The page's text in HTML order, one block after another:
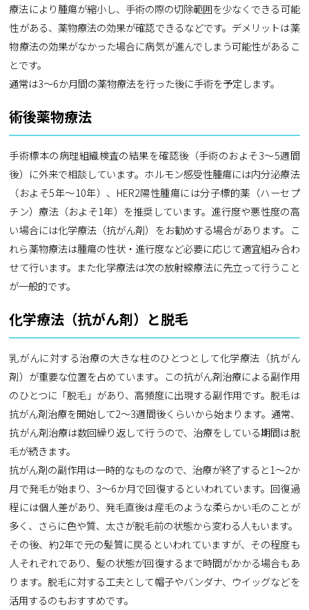
療法により腫瘍が縮小し、手術の際の切除範囲を少なくできる可能
性がある、薬物療法の効果が確認できるなどです。デメリットは薬
物療法の効果がなかった場合に病気が進んでしまう可能性があるこ
とです。
通常は3～6か月間の薬物療法を行った後に手術を予定します。
術後薬物療法
手術標本の病理組織検査の結果を確認後（手術のおよそ3～5週間
後）に外来で相談しています。ホルモン感受性腫瘍には内分泌療法
（およそ5年～10年）、HER2陽性腫瘍には分子標的薬（ハーセプ
チン）療法（およそ1年）を推奨しています。進行度や悪性度の高
い場合には化学療法（抗がん剤）をお勧めする場合があります。こ
れら薬物療法は腫瘍の性状・進行度など必要に応じて適宜組み合わ
せて行います。また化学療法は次の放射線療法に先立って行うこと
が一般的です。
化学療法（抗がん剤）と脱毛
乳がんに対する治療の大きな柱のひとつとして化学療法（抗がん
剤）が重要な位置を占めています。この抗がん剤治療による副作用
のひとつに「脱毛」があり、高頻度に出現する副作用です。脱毛は
抗がん剤治療を開始して2～3週間後くらいから始まります。通常、
抗がん剤治療は数回繰り返して行うので、治療をしている期間は脱
毛が続きます。
抗がん剤の副作用は一時的なものなので、治療が終了すると1～2か
月で発毛が始まり、3～6か月で回復するといわれています。回復過
程には個人差があり、発毛直後は産毛のような柔らかい毛のことが
多く、さらに色や質、太さが脱毛前の状態から変わる人もいます。
その後、約2年で元の髪質に戻るといわれていますが、その程度も
人それぞれであり、髪の状態が回復するまで時間がかかる場合もあ
ります。脱毛に対する工夫として帽子やバンダナ、ウイッグなどを
活用するのもおすすめです。